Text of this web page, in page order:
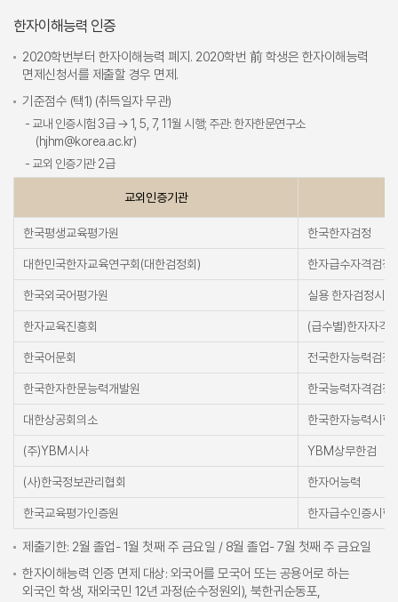
한자이해능력 인증
2020학번부터 한자이해능력 폐지. 2020학번 前 학생은 한자이해능력
면제신청서를 제출할 경우 면제.
기준점수 (택1) (취득일자 무관)
- 교내 인증시험 3급 → 1, 5, 7, 11월 시행; 주관: 한자한문연구소
(hjhm@korea.ac.kr)
- 교외 인증기관 2급
교외인증기관
한국평생교육평가원 한국한자검정
대한민국한자교육연구회(대한검정회) 한자급수자격검정
한국외국어평가원 실용 한자검정시험
한자교육진흥회 (급수별)한자자격
한국어문회 전국한자능력검정
한국한자한문능력개발원 한국능력자격검정
대한상공회의소 한국한자능력시험
(주)YBM시사 YBM상무한검
(사)한국정보관리협회 한자어능력
한국교육평가인증원 한자급수인증시험
제출기한: 2월 졸업- 1월 첫째 주 금요일 / 8월 졸업- 7월 첫째 주 금요일
한자이해능력 인증 면제 대상: 외국어를 모국어 또는 공용어로 하는
외국인 학생, 재외국민 12년 과정(순수정원외), 북한귀순동포,